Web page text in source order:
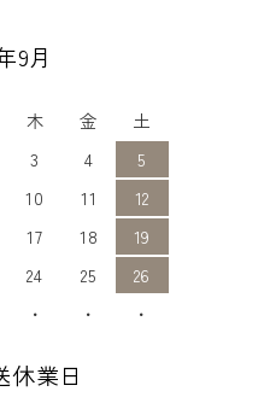
9月
木 金
土
3 4
5
10 11
12
17 18
19
24 25
26
・ ・ ・
業日